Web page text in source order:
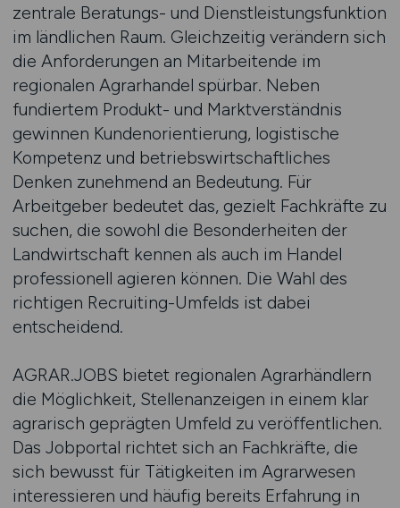
zentrale Beratungs- und Dienstleistungsfunktion
im ländlichen Raum. Gleichzeitig verändern sich
die Anforderungen an Mitarbeitende im
regionalen Agrarhandel spürbar. Neben
fundiertem Produkt- und Marktverständnis
gewinnen Kundenorientierung, logistische
Kompetenz und betriebswirtschaftliches
Denken zunehmend an Bedeutung. Für
Arbeitgeber bedeutet das, gezielt Fachkräfte zu
suchen, die sowohl die Besonderheiten der
Landwirtschaft kennen als auch im Handel
professionell agieren können. Die Wahl des
richtigen Recruiting-Umfelds ist dabei
entscheidend.
AGRAR.JOBS bietet regionalen Agrarhändlern
die Möglichkeit, Stellenanzeigen in einem klar
agrarisch geprägten Umfeld zu veröffentlichen.
Das Jobportal richtet sich an Fachkräfte, die
sich bewusst für Tätigkeiten im Agrarwesen
interessieren und häufig bereits Erfahrung in